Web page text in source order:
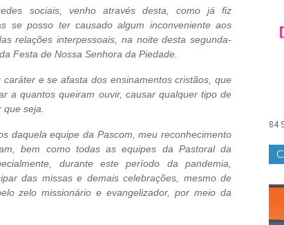
sociais, venho através desta, como já fiz
se posso ter causado algum inconveniente aos
relações interpessoais, na noite desta segunda-
Festa de Nossa Senhora da Piedade.
e se afasta dos ensinamentos cristãos, que
a quantos queiram ouvir, causar qualquer tipo de
que seja.
daquela equipe da Pascom, meu reconhecimento
bem como todas as equipes da Pastoral da
durante este período da pandemia,
das missas e demais celebrações, mesmo de
zelo missionário e evangelizador, por meio da
84